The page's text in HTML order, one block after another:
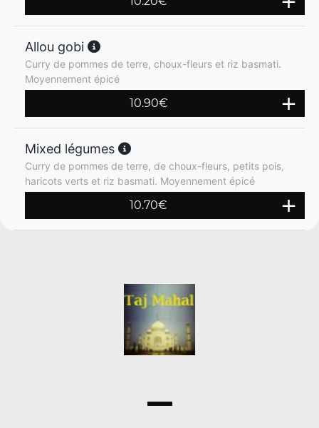
Allou gobi
Curry de pommes de terre, choux-fleurs et riz basmati.
Moyennement épicé
10.90€
Mixed légumes
Curry de pommes de terre, de choux-fleurs, petits pois,
haricots verts et riz basmati. Moyennement épicé
10.70€